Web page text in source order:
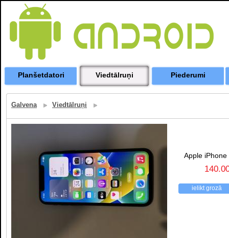
Planšetdatori Viedtālruņi Piederumi
Galvena Viedtālruņi
Apple iPhone
ielikt grozā